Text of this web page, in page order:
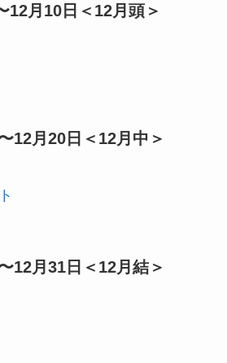
12月10日＜12月頭＞
12月20日＜12月中＞
12月31日＜12月結＞